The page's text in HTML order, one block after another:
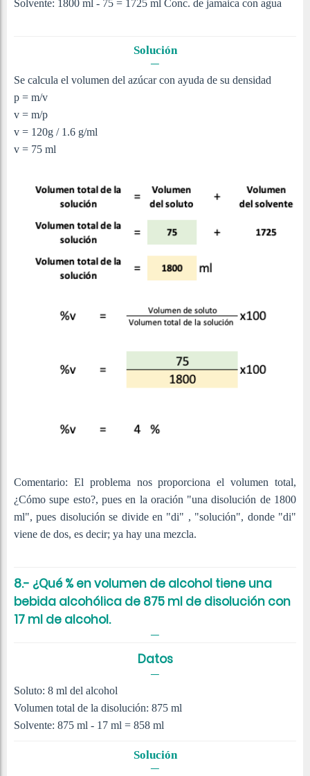
Solvente: 1800 ml - 75 = 1725 ml Conc. de jamaica con agua
Solución
Se calcula el volumen del azúcar con ayuda de su densidad
p = m/v
v = m/p
v = 120g / 1.6 g/ml
v = 75 ml
Comentario: El problema nos proporciona el volumen total,
¿Cómo supe esto?, pues en la oración "una disolución de 1800
ml", pues disolución se divide en "di" , "solución", donde "di"
viene de dos, es decir; ya hay una mezcla.
8.- ¿Qué % en volumen de alcohol tiene una
bebida alcohólica de 875 ml de disolución con
17 ml de alcohol.
Datos
Soluto: 8 ml del alcohol
Volumen total de la disolución: 875 ml
Solvente: 875 ml - 17 ml = 858 ml
Solución